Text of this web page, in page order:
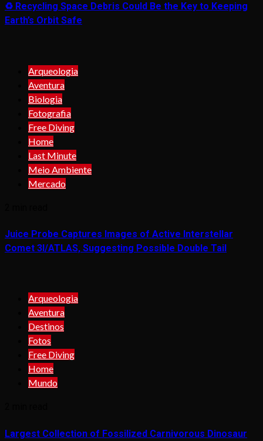
♻️ Recycling Space Debris Could Be the Key to Keeping
Earth’s Orbit Safe
Arqueologia
Aventura
Biologia
Fotografia
Free Diving
Home
Last Minute
Meio Ambiente
Mercado
Juice Probe Captures Images of Active Interstellar
Comet 3I/ATLAS, Suggesting Possible Double Tail
Arqueologia
Aventura
Destinos
Fotos
Free Diving
Home
Mundo
Largest Collection of Fossilized Carnivorous Dinosaur